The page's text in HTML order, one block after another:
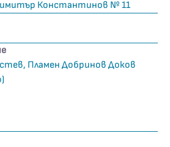
Константинов № 11
Пламен Добринов Доков